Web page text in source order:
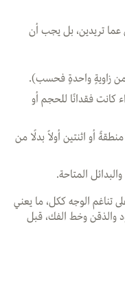
تريدين، بل يجب أن
من زاويةٍ واحدةٍ فحسب).
فقدانًا للحجم أو
أو اثنتين أولاً بدلًا من
المتاحة.
تناغم الوجه ككل، ما يعني
والذقن وخط الفك، قبل